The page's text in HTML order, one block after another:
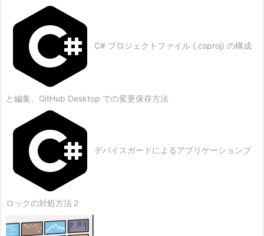
C# プロジェクトファイル (.csproj) の構成
と編集、GitHub Desktop での変更保存方法
デバイスガードによるアプリケーションブ
ロックの対処方法２